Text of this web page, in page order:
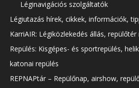
Léginavigációs szolgáltatók
Légiutazás hírek, cikkek, információk,
KarriAIR: Légiközlekedés állás, repülőtér
Repülés: Kisgépes- és sportrepülés,
katonai repülés
REPNAPtár – Repülőnap, airshow,